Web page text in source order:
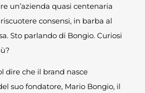
un’azienda quasi centenaria
consensi, in barba al
Sto parlando di Bongio. Curiosi
dire che il brand nasce
suo fondatore, Mario Bongio, il